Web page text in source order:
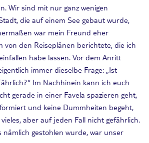
Wir sind mit nur ganz wenigen
die auf einem See gebaut wurde,
war mein Freund eher
von den Reiseplänen berichtete, die ich
habe lassen. Vor dem Anritt
immer dieselbe Frage: „Ist
Im Nachhinein kann ich euch
gerade in einer Favela spazieren geht,
und keine Dummheiten begeht,
aber auf jeden Fall nicht gefährlich.
nämlich gestohlen wurde, war unser